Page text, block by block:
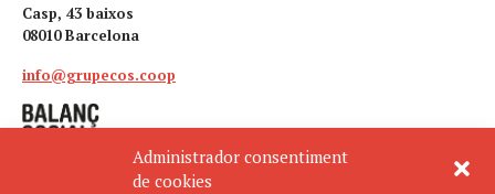
Administrador consentiment
de cookies
Casp, 43 baixos
08010 Barcelona
info@grupecos.coop